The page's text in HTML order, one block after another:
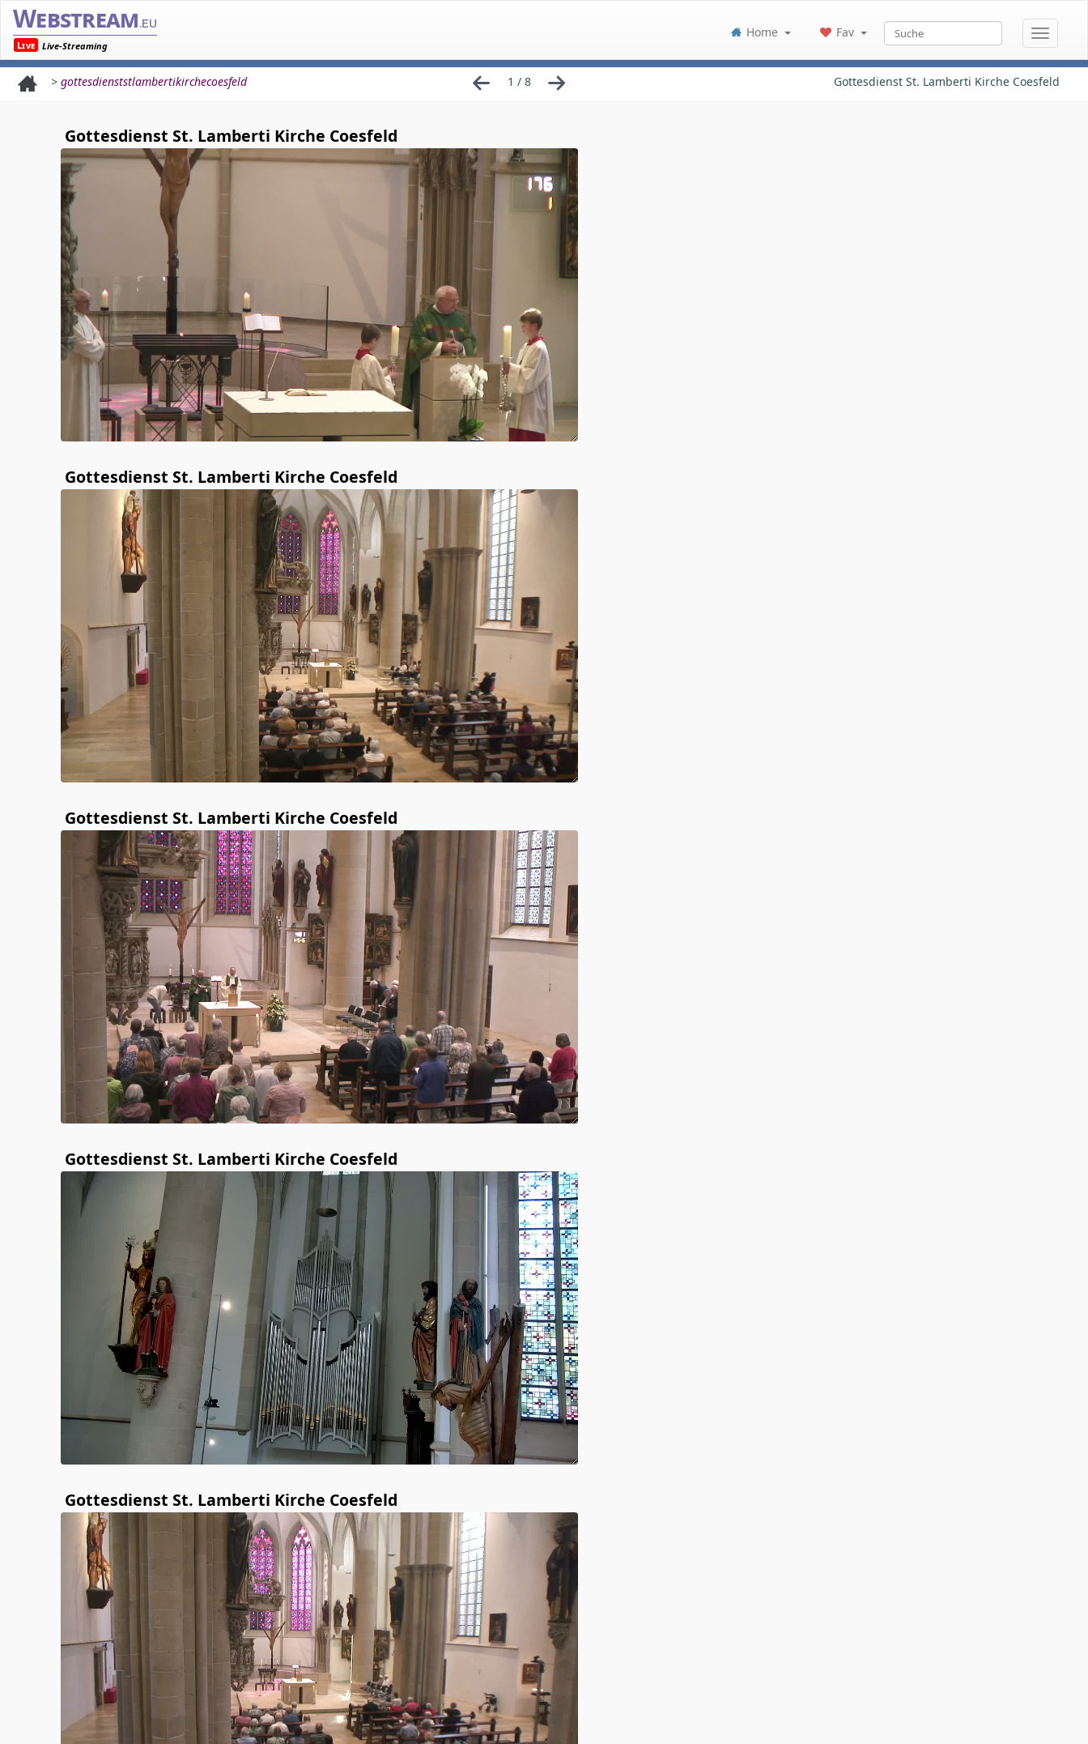
Webstream.eu
Live Live-Streaming
Home Fav
> gottesdienststlambertikirchecoesfeld 1 / 8 Gottesdienst St. Lamberti Kirche Coesfeld
Gottesdienst St. Lamberti Kirche Coesfeld
Gottesdienst St. Lamberti Kirche Coesfeld
Gottesdienst St. Lamberti Kirche Coesfeld
Gottesdienst St. Lamberti Kirche Coesfeld
Gottesdienst St. Lamberti Kirche Coesfeld